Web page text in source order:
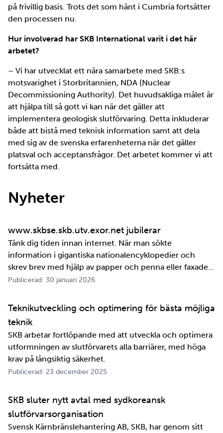
på frivillig basis. Trots det som hänt i Cumbria fortsätter
den processen nu.
Hur involverad har SKB International varit i det här
arbetet?
– Vi har utvecklat ett nära samarbete med SKB:s
motsvarighet i Storbritannien, NDA (Nuclear
Decommissioning Authority). Det huvudsakliga målet är
att hjälpa till så gott vi kan när det gäller att
implementera geologisk slutförvaring. Detta inkluderar
både att bistå med teknisk information samt att dela
med sig av de svenska erfarenheterna när det gäller
platsval och acceptansfrågor. Det arbetet kommer vi att
fortsätta med.
Nyheter
www.skbse.skb.utv.exor.net jubilerar
Tänk dig tiden innan internet. När man sökte
information i gigantiska nationalencyklopedier och
skrev brev med hjälp av papper och penna eller faxade
om ett meddelande skulle fram snabbt. Det är inte
perspektiv i alla fall. För oss på SKB är det …
Publicerad: 30 januari 2026
Teknikutveckling och optimering för bästa möjliga
teknik
SKB arbetar fortlöpande med att utveckla och optimera
utformningen av slutförvarets alla barriärer, med höga
krav på långsiktig säkerhet.
Publicerad: 23 december 2025
SKB sluter nytt avtal med sydkoreansk
slutförvarsorganisation
Svensk Kärnbränslehantering AB, SKB, har genom sitt